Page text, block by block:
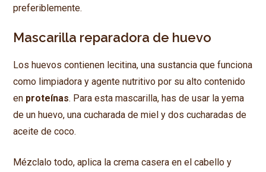
preferiblemente.
Mascarilla reparadora de huevo
Los huevos contienen lecitina, una sustancia que funciona
como limpiadora y agente nutritivo por su alto contenido
en proteínas. Para esta mascarilla, has de usar la yema
de un huevo, una cucharada de miel y dos cucharadas de
aceite de coco.
Mézclalo todo, aplica la crema casera en el cabello y